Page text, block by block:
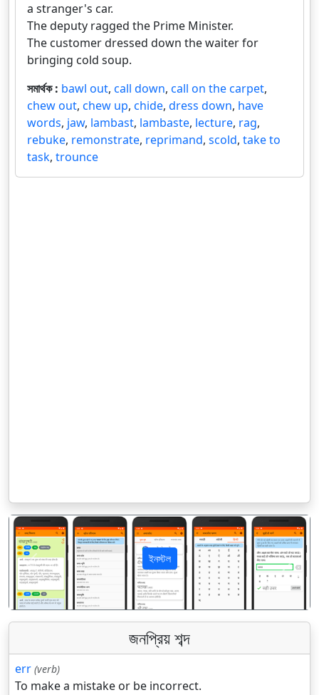
a stranger's car.
The deputy ragged the Prime Minister.
The customer dressed down the waiter for
bringing cold soup.
সমার্থক : bawl out, call down, call on the carpet,
chew out, chew up, chide, dress down, have
words, jaw, lambast, lambaste, lecture, rag,
rebuke, remonstrate, reprimand, scold, take to
task, trounce
ইনস্টল
पिछला अगला
জনপ্রিয় শব্দ
err (verb)
To make a mistake or be incorrect.